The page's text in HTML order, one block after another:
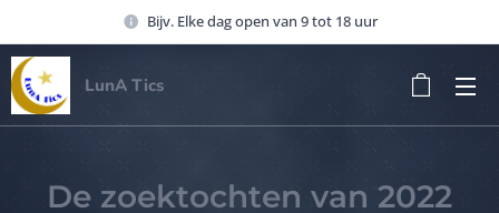
Bijv. Elke dag open van 9 tot 18 uur
LunA Tics
De zoektochten van 2022